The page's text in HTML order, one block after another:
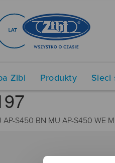
Zibi Produkty Sieci
AP-S450 BN MU AP-S450 WE